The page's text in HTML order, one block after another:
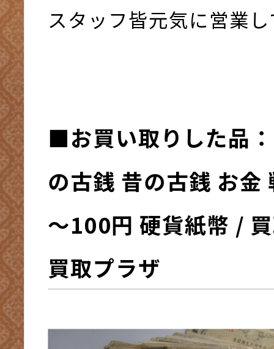
スタッフ皆元気に営業
■お買い取りした品
の古銭 昔の古銭 お金
～100円 硬貨紙幣 /
買取プラザ